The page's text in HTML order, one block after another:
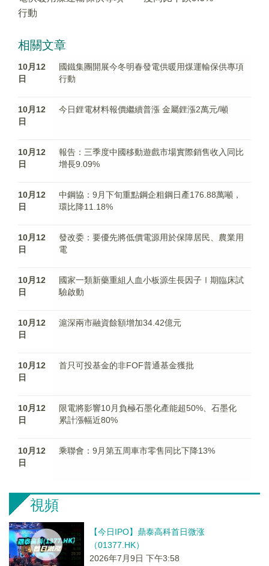
行動
相關文章
10月12
日
國鐵集團開展今冬明春發電供暖用煤運輸保供專項
行動
10月12
日
今日鋰電材料報價繼續普漲 金屬鋰漲2萬元/噸
10月12
日
報告：三季度中國移動遊戲市場實際銷售收入同比
增長9.09%
10月12
日
中鋼協：9月下旬重點鋼企粗鋼日產176.88萬噸，
環比降11.18%
10月12
日
發改委：要優先將低價電源用於保障居民、農業用
電
10月12
日
國家一類新藥重組人血小板源生長因子Ⅰ期臨床試
驗啟動
10月12
日
滬深兩市融資餘額增加34.42億元
10月12
日
首只可投基金的非FOF普通基金獲批
10月12
日
限電將影響10月負極石墨化產能超50%、石墨化
累計漲幅近80%
10月12
日
乘聯會：9月第五周車市零售同比下降13%
視頻
【今日IPO】鼎泰高科首日微涨
（01377.HK）
2026年7月9日 下午3:58